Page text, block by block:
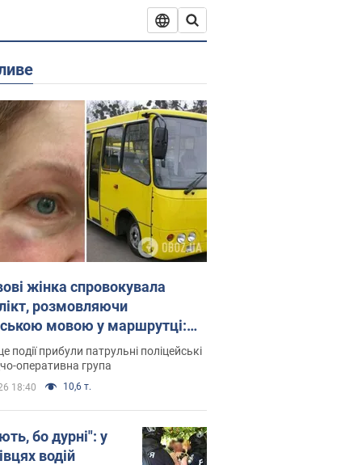
жінка спровокувала
розмовляючи
мовою у маршрутці:
склала адмінпротокол.
події прибули патрульні поліцейські
оперативна група
18:40 10,6 т.
бо дурні": у
водій